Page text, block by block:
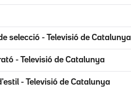
selecció - Televisió de Catalunya
- Televisió de Catalunya
- Televisió de Catalunya